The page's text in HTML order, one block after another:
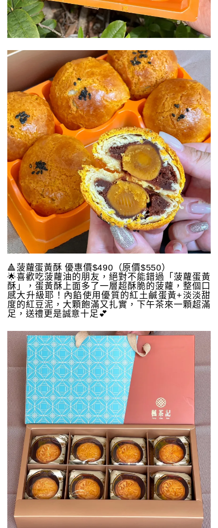
🔺菠蘿蛋黃酥 優惠價$490（原價$550）
🌟喜歡吃菠蘿油的朋友，絕對不能錯過「菠蘿蛋黃
酥」，蛋黃酥上面多了一層超酥脆的菠蘿，整個口
感大升級耶！內餡使用優質的紅土鹹蛋黃+淡淡甜
度的紅豆泥，大顆飽滿又扎實，下午茶來一顆超滿
足，送禮更是誠意十足💕